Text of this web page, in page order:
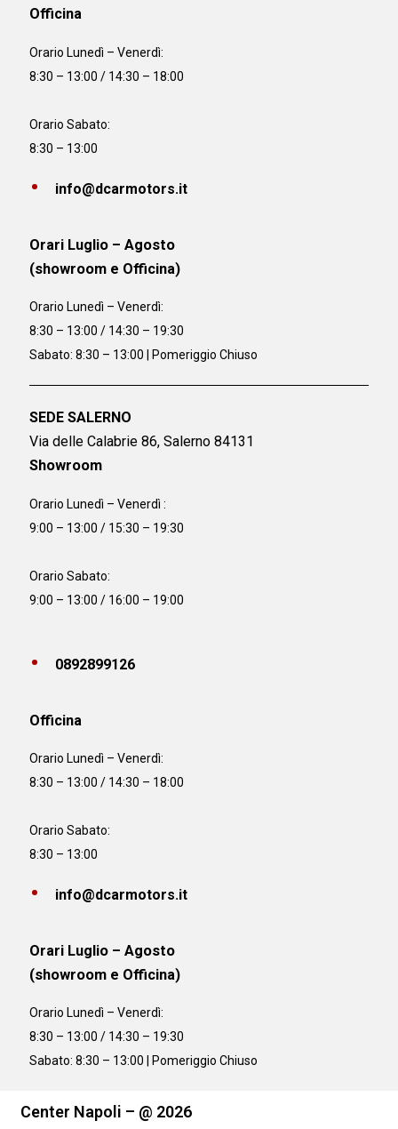
Officina
Orario Lunedì – Venerdì:
8:30 – 13:00 / 14:30 – 18:00
Orario Sabato:
8:30 – 13:00
info@dcarmotors.it
Orari Luglio – Agosto
(showroom e Officina)
Orario Lunedì – Venerdì:
8:30 – 13:00 / 14:30 – 19:30
Sabato: 8:30 – 13:00 | Pomeriggio Chiuso
SEDE SALERNO
Via delle Calabrie 86, Salerno 84131
Showroom
Orario Lunedì – Venerdì :
9:00 – 13:00 / 15:30 – 19:30
Orario Sabato:
9:00 – 13:00 / 16:00 – 19:00
0892899126
Officina
Orario Lunedì – Venerdì:
8:30 – 13:00 / 14:30 – 18:00
Orario Sabato:
8:30 – 13:00
info@dcarmotors.it
Orari Luglio – Agosto
(showroom e Officina)
Orario Lunedì – Venerdì:
8:30 – 13:00 / 14:30 – 19:30
Sabato: 8:30 – 13:00 | Pomeriggio Chiuso
Center Napoli – @ 2026